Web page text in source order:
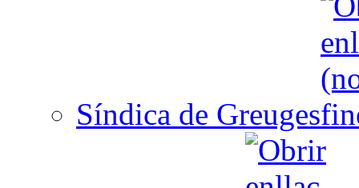
Síndica de Greuges